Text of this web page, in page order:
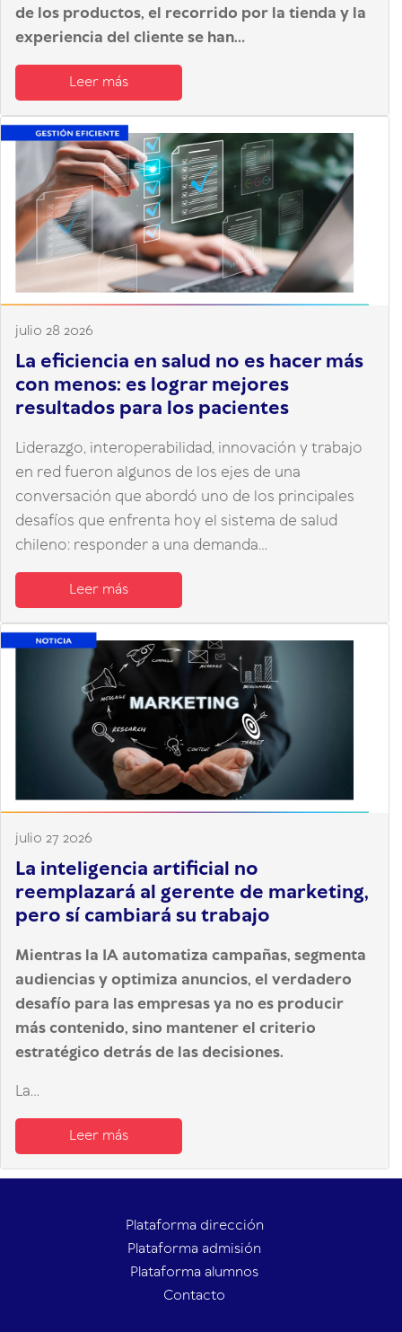
de los productos, el recorrido por la tienda y la
experiencia del cliente se han...
Leer más
julio 28 2026
La eficiencia en salud no es hacer más
con menos: es lograr mejores
resultados para los pacientes
Liderazgo, interoperabilidad, innovación y trabajo
en red fueron algunos de los ejes de una
conversación que abordó uno de los principales
desafíos que enfrenta hoy el sistema de salud
chileno: responder a una demanda...
Leer más
julio 27 2026
La inteligencia artificial no
reemplazará al gerente de marketing,
pero sí cambiará su trabajo
Mientras la IA automatiza campañas, segmenta
audiencias y optimiza anuncios, el verdadero
desafío para las empresas ya no es producir
más contenido, sino mantener el criterio
estratégico detrás de las decisiones.
La...
Leer más
Plataforma dirección
Plataforma admisión
Plataforma alumnos
Contacto